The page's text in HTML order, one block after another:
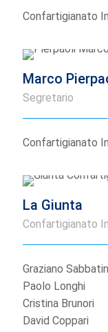
Confartigianato
Marco
Segretario
Confartigianato
La Giunta
Confartigianato
Graziano
Paolo Longhi
Cristina Brunori
David Coppari